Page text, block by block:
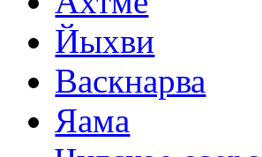
Йыхви
Васкнарва
Яама